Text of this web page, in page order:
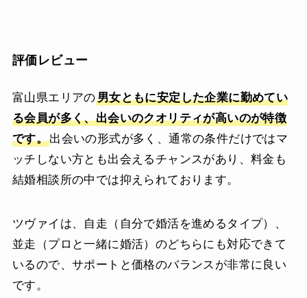
評価レビュー
富山県エリアの男女ともに安定した企業に勤めてい
る会員が多く、出会いのクオリティが高いのが特徴
です。出会いの形式が多く、通常の条件だけではマ
ッチしない方とも出会えるチャンスがあり、料金も
結婚相談所の中では抑えられております。
ツヴァイは、自走（自分で婚活を進めるタイプ）、
並走（プロと一緒に婚活）のどちらにも対応できて
いるので、サポートと価格のバランスが非常に良い
です。